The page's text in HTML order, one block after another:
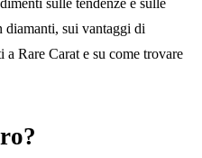
diamanti, sui vantaggi di
Rare Carat e su come trovare